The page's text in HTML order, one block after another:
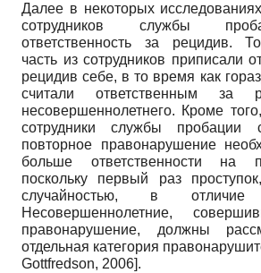
Далее в некоторых
сотрудников службы
ответственность за рецидив.
часть из сотрудников приписали
рецидив себе, в то время как
считали ответственным за
несовершеннолетнего. Кроме
сотрудники службы пробации
повторное правонарушение
больше ответственности на
поскольку первый раз
случайностью, в
Несовершеннолетние,
правонарушение, должны
отдельная категория
Gottfredson, 2006].